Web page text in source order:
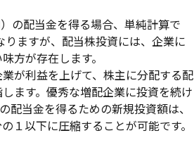
の配当金を得る場合、単純計算で
ますが、配当株投資には、企業に
方が存在します。
が利益を上げて、株主に分配する配
ます。優秀な増配企業に投資を続け
配当金を得るための新規投資額は、
１以下に圧縮することが可能です。